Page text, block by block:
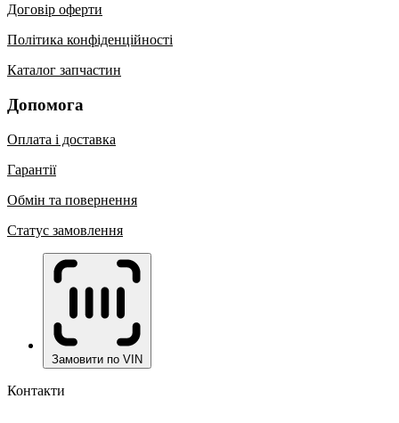
Договір оферти
Політика конфіденційності
Каталог запчастин
Допомога
Оплата і доставка
Гарантії
Обмін та повернення
Статус замовлення
Замовити по VIN
Контакти